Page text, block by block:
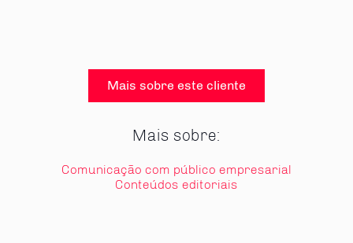
Mais sobre este cliente
Mais sobre:
Comunicação com público empresarial
Conteúdos editoriais